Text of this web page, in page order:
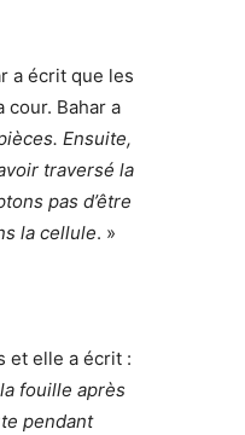
a écrit que les
Bahar a
Ensuite,
traversé la
pas d’être
la cellule. »
et elle a écrit :
fouille après
pendant